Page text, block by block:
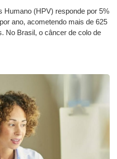
Humano (HPV) responde por 5%
ano, acometendo mais de 625
No Brasil, o câncer de colo de